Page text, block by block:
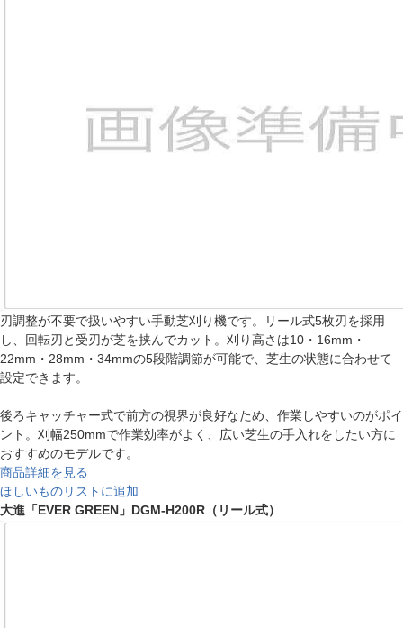
刃調整が不要で扱いやすい手動芝刈り機です。リール式5枚刃を採用
し、回転刃と受刃が芝を挟んでカット。刈り高さは10・16mm・
22mm・28mm・34mmの5段階調節が可能で、芝生の状態に合わせて
設定できます。
後ろキャッチャー式で前方の視界が良好なため、作業しやすいのがポイ
ント。刈幅250mmで作業効率がよく、広い芝生の手入れをしたい方に
おすすめのモデルです。
商品詳細を見る
ほしいものリストに追加
大進「EVER GREEN」DGM-H200R（リール式）